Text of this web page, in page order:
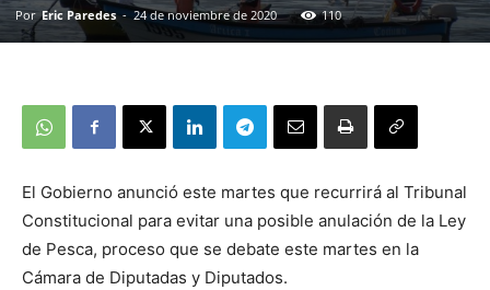
Por Eric Paredes - 24 de noviembre de 2020 110
El Gobierno anunció este martes que recurrirá al Tribunal
Constitucional para evitar una posible anulación de la Ley
de Pesca, proceso que se debate este martes en la
Cámara de Diputadas y Diputados.